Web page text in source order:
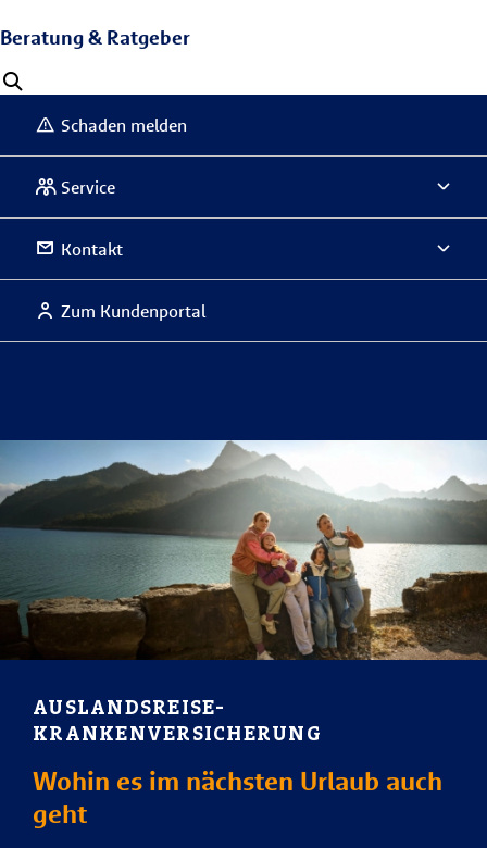
Beratung & Ratgeber
Schaden melden
Service
Kontakt
Zum Kundenportal
AUSLANDSREISE-
KRANKENVERSICHERUNG
Wohin es im nächsten Urlaub auch
geht